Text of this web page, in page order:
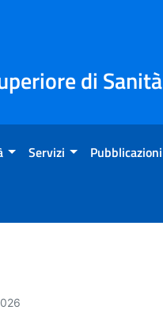
di Sanità
Servizi Pubblicazioni